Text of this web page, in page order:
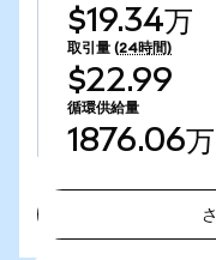
$19.34万
取引量 (24時間)
$22.99
循環供給量
1876.06万